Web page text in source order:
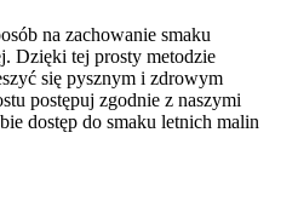
na zachowanie smaku
Dzięki tej prosty metodzie
się pysznym i zdrowym
postępuj zgodnie z naszymi
dostęp do smaku letnich malin